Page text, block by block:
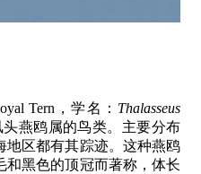
Tern，学名： Thalasseus
燕鸥属的鸟类。主要分布
地区都有其踪迹。这种燕鸥
和黑色的顶冠而著称，体长